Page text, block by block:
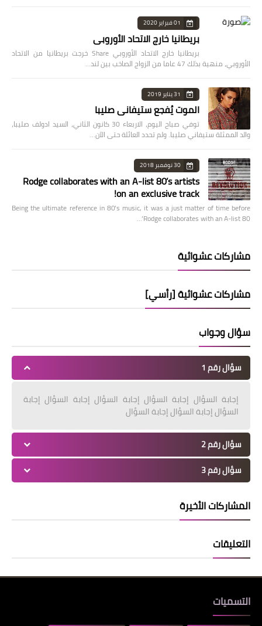
01 فبراير 2020
بريطانيا خارج الاتحاد الأوروبي
بريطانيا خارج الاتحاد الأوروبي Share خرجت بريطانيا من الاتحاد
الأوروبي، منهية بذلك 47 عاما من الزواج الصاخب بين لند…
31 يناير 2019
الموت يُفجع ستيفاني صليبا
توفي صباح اليوم، الاربعاء 30 كانون الثاني، السيد ادولف صليبا،
والد الممثلة ستيفاني صليبا. ولم تحدد العائلة حتى الآن…
30 نوفمبر 2018
Rodge collaborates with an A-list 80’s artists
on an exclusive track!
Being the ultimate reference in 80’s music, it was a just matter of time before
Rodge collaborates with an A-list 80’…
مشاركات عشوائية
مشاركات عشوائية [رأسي]
سؤال وجواب
سؤال رقم 1
إجابة السؤال إجابة السؤال إجابة السؤال إجابة السؤال إجابة
السؤال إجابة السؤال إجابة السؤال
سؤال رقم 2
سؤال رقم 3
المشاركات الأخيرة
التعليقات
التسميات